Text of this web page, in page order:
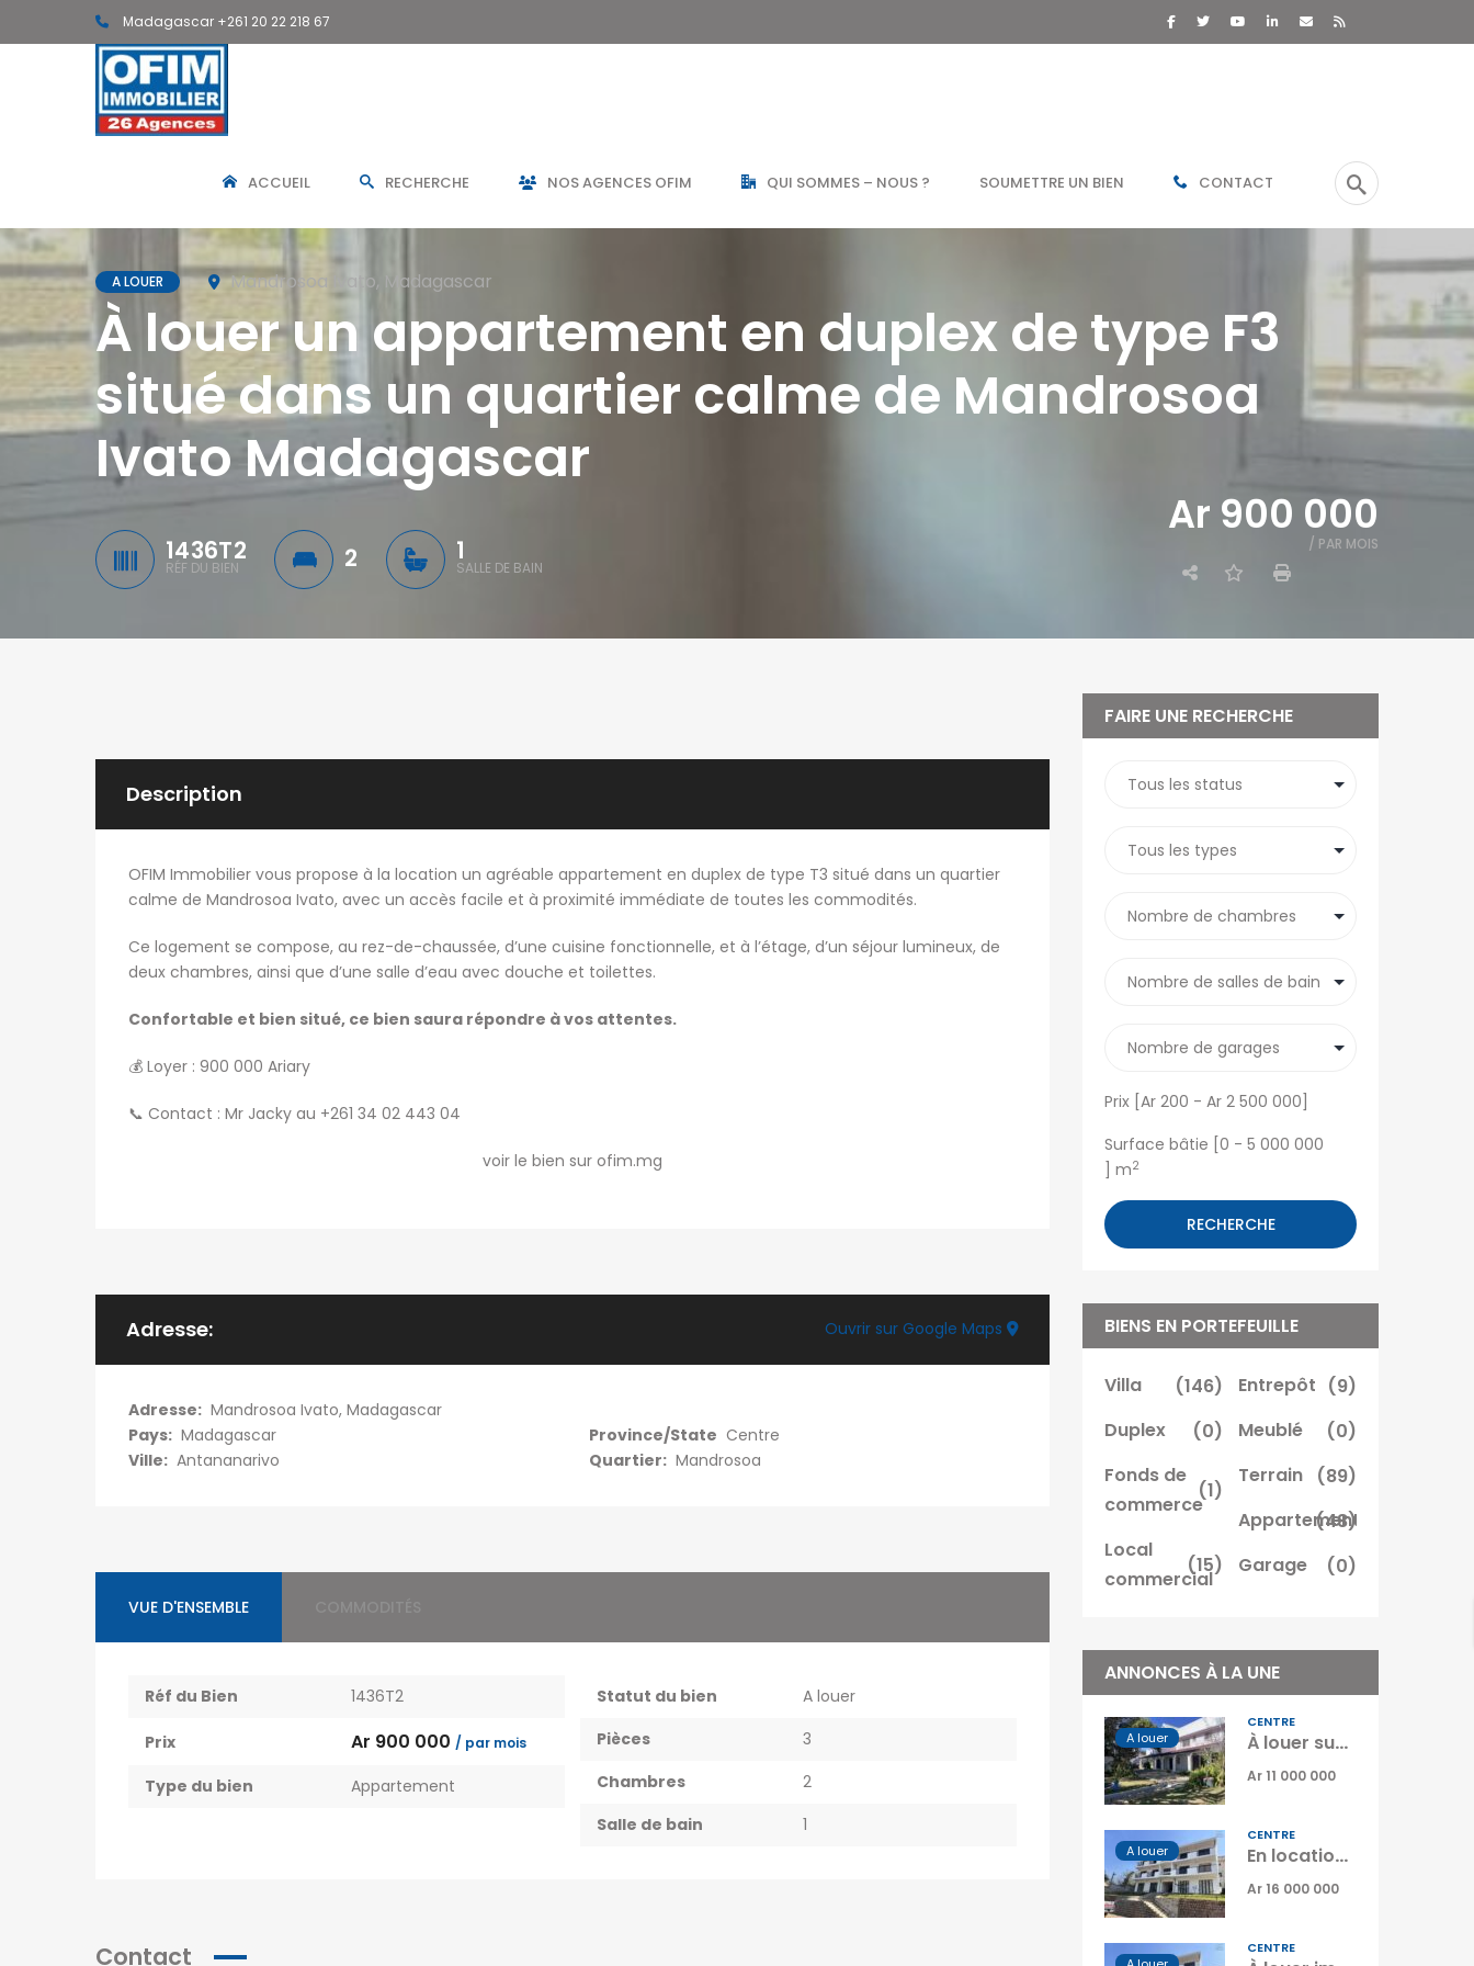
Madagascar +261 20 22 218 67
ACCUEIL RECHERCHE NOS AGENCES OFIM QUI SOMMES – NOUS ? SOUMETTRE UN BIEN CONTACT
A LOUER Mandrosoa Ivato, Madagascar
À louer un appartement en duplex de type F3
situé dans un quartier calme de Mandrosoa
Ivato Madagascar
1436T2
RÉF DU BIEN 2 1
SALLE DE BAIN
Ar 900 000
/ PAR MOIS
Description
OFIM Immobilier vous propose à la location un agréable appartement en duplex de type T3 situé dans un quartier
calme de Mandrosoa Ivato, avec un accès facile et à proximité immédiate de toutes les commodités.
Ce logement se compose, au rez-de-chaussée, d’une cuisine fonctionnelle, et à l’étage, d’un séjour lumineux, de
deux chambres, ainsi que d’une salle d’eau avec douche et toilettes.
Confortable et bien situé, ce bien saura répondre à vos attentes.
💰 Loyer : 900 000 Ariary
📞 Contact : Mr Jacky au +261 34 02 443 04
voir le bien sur ofim.mg
Adresse:
Adresse: Mandrosoa Ivato, Madagascar
Pays: Madagascar Province/State Centre
Ville: Antananarivo Quartier: Mandrosoa
Ouvrir sur Google Maps
VUE D'ENSEMBLE
Réf du Bien 1436T2
Prix Ar 900 000 / par mois
Type du bien Appartement
Statut du bien
A louer
Pièces
3
Chambres
2
Salle de bain
1
Contact
FAIRE UNE RECHERCHE
Prix [ Ar 200 - Ar 2 500 000
Surface bâtie [ 0 - 5 000 000
] m2
RECHERCHE
BIENS EN PORTEFEUILLE
Villa
(146)
Duplex
(0)
Fonds de
commerce
(1)
Local
commercial
(15)
Entrepôt (9)
Meublé
(0)
Terrain
(89)
Appartement
(48)
Garage
(0)
ANNONCES À LA UNE
A louer
CENTRE
À louer superbe villa familiale de type F6 située à Ambatobe Madagascar
Ar 11 000 000
A louer
CENTRE
En location un immeuble complet avec 5 logements situé à Analamahitsy Park Tananarive
Ar 16 000 000
CENTRE